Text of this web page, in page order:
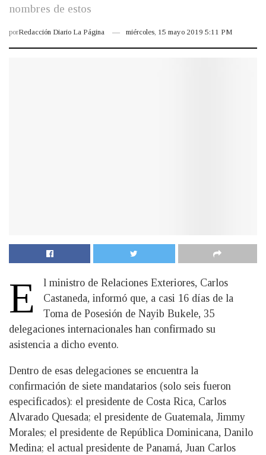
nombres de estos
porRedacción Diario La Página miércoles, 15 mayo 2019 5:11 PM
E
l ministro de Relaciones Exteriores, Carlos
Castaneda, informó que, a casi 16 días de la
Toma de Posesión de Nayib Bukele, 35
delegaciones internacionales han confirmado su
asistencia a dicho evento.
Dentro de esas delegaciones se encuentra la
confirmación de siete mandatarios (solo seis fueron
especificados): el presidente de Costa Rica, Carlos
Alvarado Quesada; el presidente de Guatemala, Jimmy
Morales; el presidente de República Dominicana, Danilo
Medina; el actual presidente de Panamá, Juan Carlos